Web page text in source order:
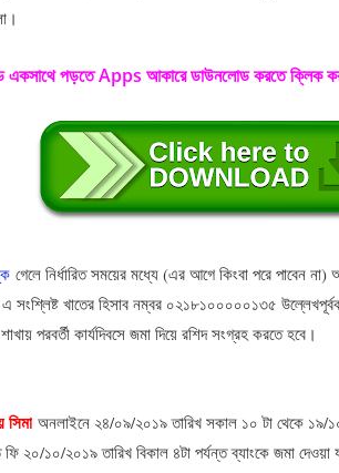
একসাথে পড়তে Apps আকারে ডাউনলোড করতে ক্লিক
গেলে নির্ধারিত সময়ের মধ্যে (এর আগে কিংবা পরে
খাতের হিসাব নম্বর ০২১৮১০০০০০১৩৫ উল্লেখপূর্বক
পরবর্তী কার্যদিবসে জমা দিয়ে রশিদ সংগ্রহ করতে হবে।
সিমা অনলাইনে ২৪/০৯/২০১৯ তারিখ সকাল ১০ টা থেকে ১৯/
২০/১০/২০১৯ তারিখ বিকাল ৪টা পর্যন্ত ব্যাংকে জমা দেওয়া